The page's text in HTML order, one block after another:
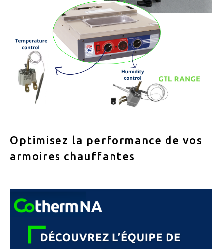
Optimisez la performance de vos
armoires chauffantes